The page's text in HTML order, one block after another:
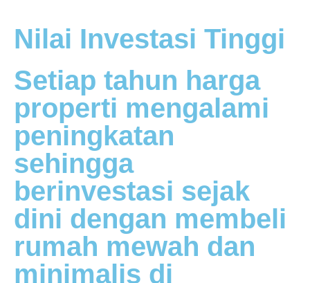
Nilai Investasi Tinggi
Setiap tahun harga
properti mengalami
peningkatan
sehingga
berinvestasi sejak
dini dengan membeli
rumah mewah dan
minimalis di